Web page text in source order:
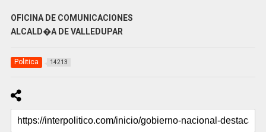
OFICINA DE COMUNICACIONES
ALCALD�A DE VALLEDUPAR
Politica 14213